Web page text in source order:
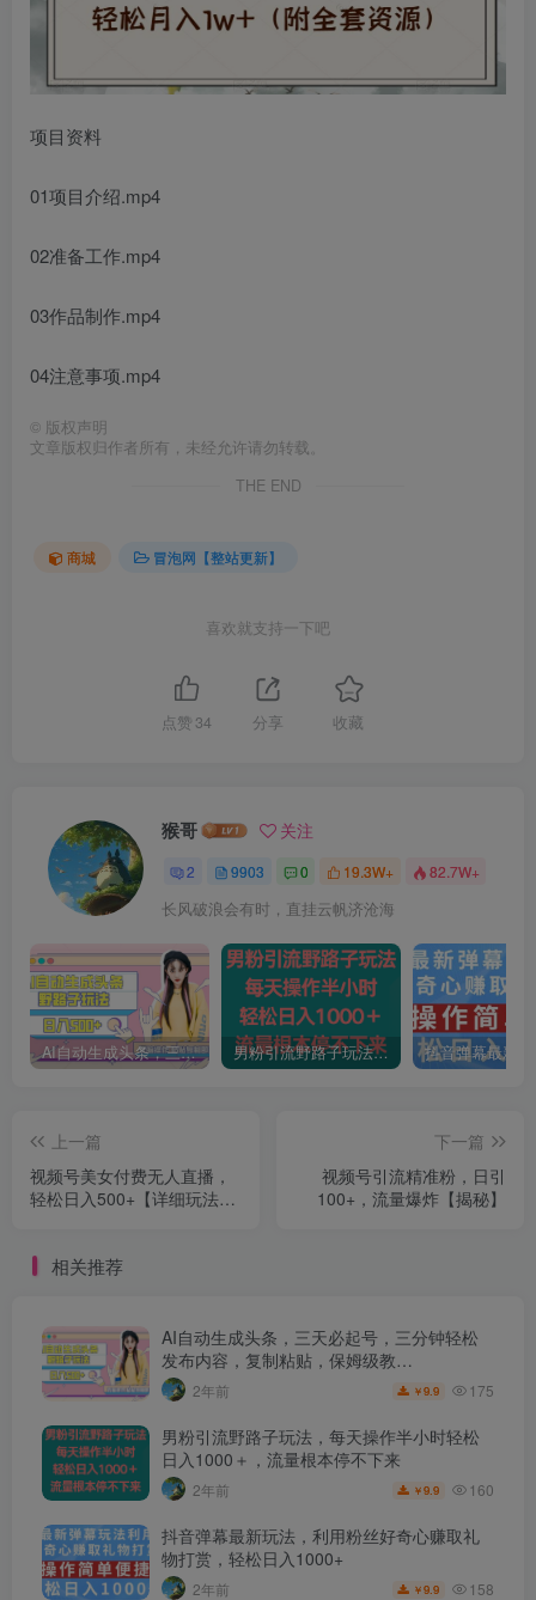
项目资料
01项目介绍.mp4
02准备工作.mp4
03作品制作.mp4
04注意事项.mp4
© 版权声明
文章版权归作者所有，未经允许请勿转载。
THE END
商城 冒泡网【整站更新】
喜欢就支持一下吧
点赞 34 分享 收藏
猴哥 关注
2 9903 0 19.3W+ 82.7W+
长风破浪会有时，直挂云帆济沧海
AI自动生成头条，三天必起号，三分钟轻松发布内容，复制粘贴，保姆级教… 男粉引流野路子玩法，每天操作半小时轻松日入1000＋，流量根本停不下来
上一篇
视频号美女付费无人直播，
轻松日入500+【详细玩法教
下一篇
视频号引流精准粉，日引
100+，流量爆炸【揭秘】
相关推荐
AI自动生成头条，三天必起号，三分钟轻松
发布内容，复制粘贴，保姆级教…
2年前 ￥9.9 175
男粉引流野路子玩法，每天操作半小时轻松
日入1000＋，流量根本停不下来
2年前 ￥9.9 160
抖音弹幕最新玩法，利用粉丝好奇心赚取礼
物打赏，轻松日入1000+
2年前 ￥9.9 158